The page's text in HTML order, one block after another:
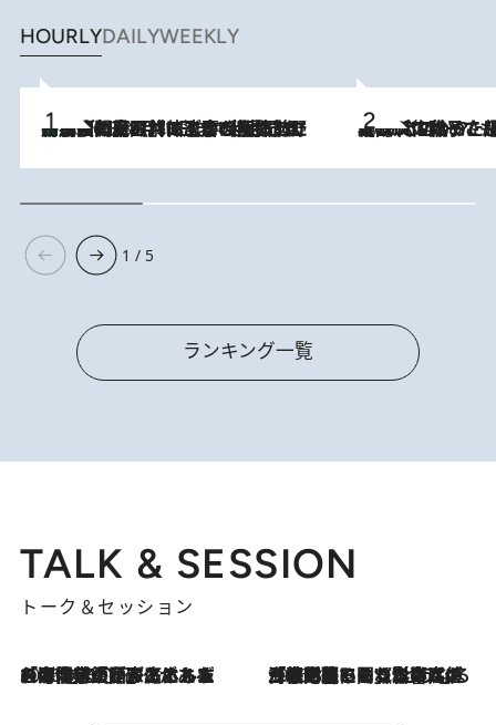
HOURLYDAILYWEEKLY
2026.8.8
「最後に見られてよかった」上野動物園の東園パンダ舎が解体前に特別公開。8月16日まで延長されたパネル展と共に辿る“半世紀”のパンダ飼育《解体工事の図面あり》 2026.8.5
【阿川佐和子さんの年とる力】なぜ70代で始めた趣味は“こんなに楽しい”のか？ ピアノ、俳句…スランプに陥っても続けられる“ある秘訣”とは
1 / 5
ランキング一覧
TALK & SESSION
トーク＆セッション
2026.8.3
「今後値上げがあるとすれば…」「リスクがあるのは今年の冬」エネルギー専門家が語る、ホルムズ海峡封鎖が家庭にもたらす“ある心配” 2026.8.3
「住宅建てられない…」「サーチャージ料の高値が続いている」ホルムズ海峡封鎖による影響はいつまで続く？《エネルギー専門家に聞く“どうなる日本の暮らし”》